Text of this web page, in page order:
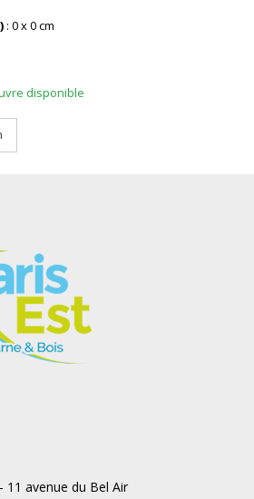
: 0 x 0 cm
disponible
11 avenue du Bel Air